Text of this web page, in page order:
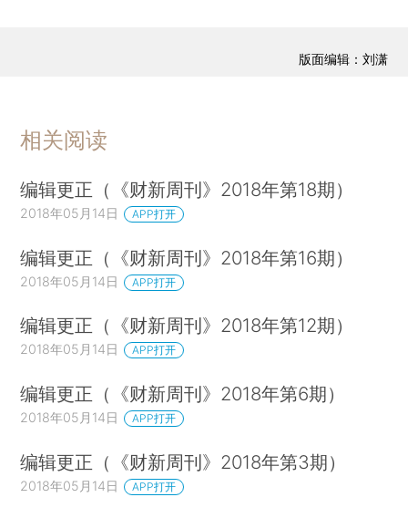
版面编辑：刘潇
相关阅读
编辑更正（《财新周刊》2018年第18期）
2018年05月14日 APP打开
编辑更正（《财新周刊》2018年第16期）
2018年05月14日 APP打开
编辑更正（《财新周刊》2018年第12期）
2018年05月14日 APP打开
编辑更正（《财新周刊》2018年第6期）
2018年05月14日 APP打开
编辑更正（《财新周刊》2018年第3期）
2018年05月14日 APP打开